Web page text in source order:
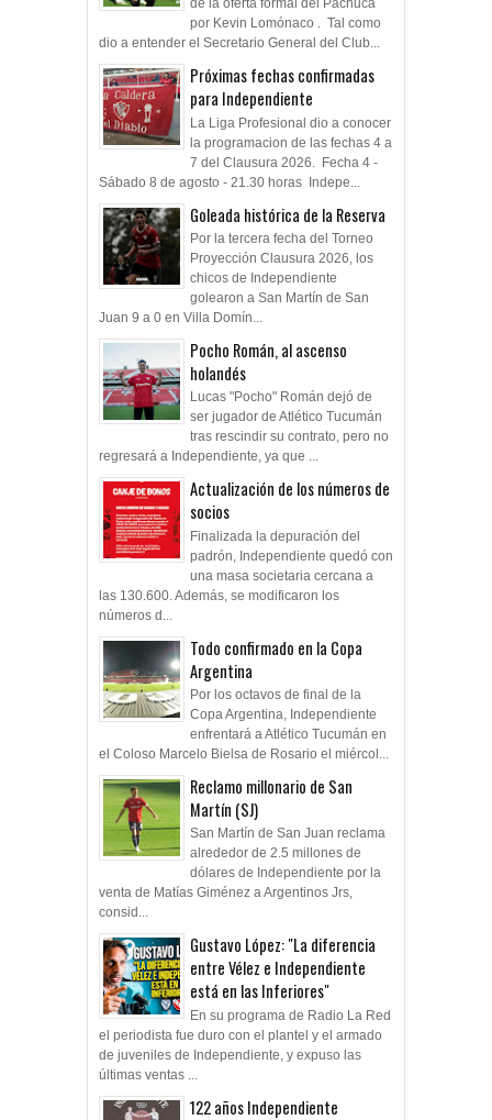
de la oferta formal del Pachuca
por Kevin Lomónaco . Tal como
dio a entender el Secretario General del Club...
Próximas fechas confirmadas
para Independiente
La Liga Profesional dio a conocer
la programacion de las fechas 4 a
7 del Clausura 2026. Fecha 4 -
Sábado 8 de agosto - 21.30 horas Indepe...
Goleada histórica de la Reserva
Por la tercera fecha del Torneo
Proyección Clausura 2026, los
chicos de Independiente
golearon a San Martín de San
Juan 9 a 0 en Villa Domín...
Pocho Román, al ascenso
holandés
Lucas "Pocho" Román dejó de
ser jugador de Atlético Tucumán
tras rescindir su contrato, pero no
regresará a Independiente, ya que ...
Actualización de los números de
socios
Finalizada la depuración del
padrón, Independiente quedó con
una masa societaria cercana a
las 130.600. Además, se modificaron los
números d...
Todo confirmado en la Copa
Argentina
Por los octavos de final de la
Copa Argentina, Independiente
enfrentará a Atlético Tucumán en
el Coloso Marcelo Bielsa de Rosario el miércol...
Reclamo millonario de San
Martín (SJ)
San Martín de San Juan reclama
alrededor de 2.5 millones de
dólares de Independiente por la
venta de Matías Giménez a Argentinos Jrs,
consid...
Gustavo López: "La diferencia
entre Vélez e Independiente
está en las Inferiores"
En su programa de Radio La Red
el periodista fue duro con el plantel y el armado
de juveniles de Independiente, y expuso las
últimas ventas ...
122 años Independiente